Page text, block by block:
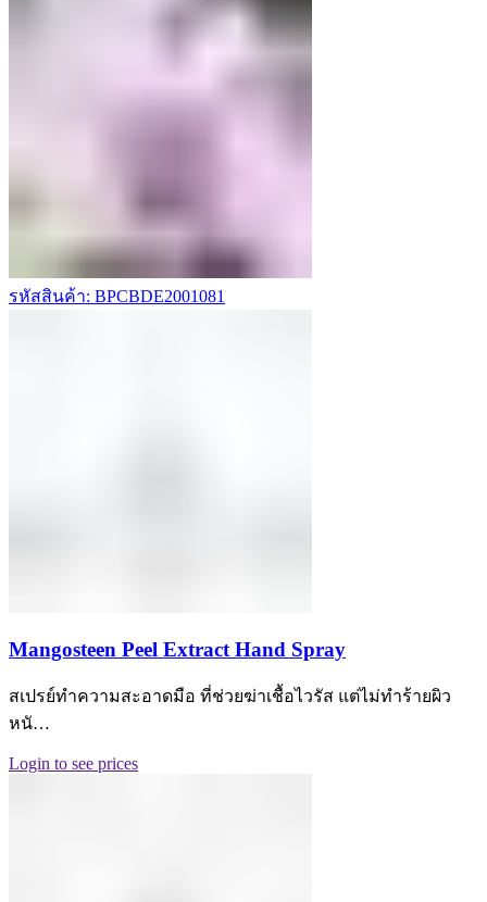
รหัสสินค้า: BPCBDE2001081
Mangosteen Peel Extract Hand Spray
สเปรย์ทำความสะอาดมือ ที่ช่วยฆ่าเชื้อไวรัส แต่ไม่ทำร้ายผิว
หนั…
Login to see prices